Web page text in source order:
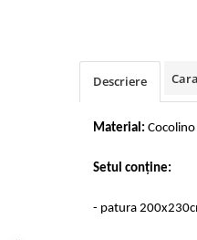
Lenjerii Catifea
Cearceaf cu elastic
Lenjerii Pufoase Fluffy/ Rabbit
Bumbac Neted Nesatinat
Huse Impermeabile
Huse Impermeabile 160x200cm
Descriere
Material: Cocolino
Setul conține:
- patura